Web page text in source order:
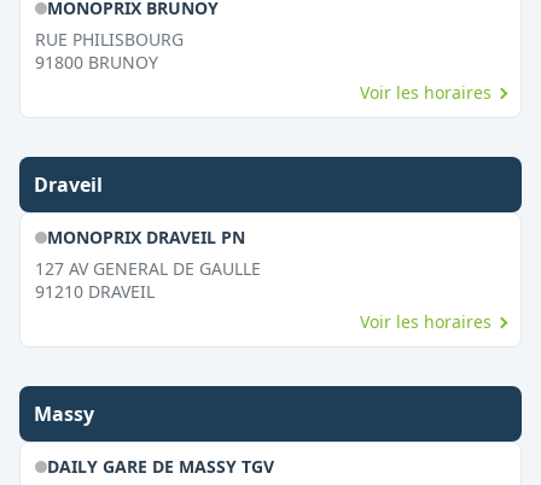
MONOPRIX BRUNOY
RUE PHILISBOURG
91800 BRUNOY
Voir les horaires
Draveil
MONOPRIX DRAVEIL PN
127 AV GENERAL DE GAULLE
91210 DRAVEIL
Voir les horaires
Massy
DAILY GARE DE MASSY TGV